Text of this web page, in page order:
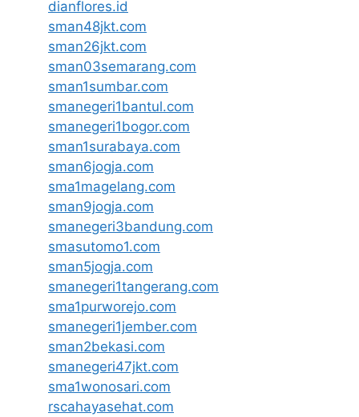
dianflores.id
sman48jkt.com
sman26jkt.com
sman03semarang.com
sman1sumbar.com
smanegeri1bantul.com
smanegeri1bogor.com
sman1surabaya.com
sman6jogja.com
sma1magelang.com
sman9jogja.com
smanegeri3bandung.com
smasutomo1.com
sman5jogja.com
smanegeri1tangerang.com
sma1purworejo.com
smanegeri1jember.com
sman2bekasi.com
smanegeri47jkt.com
sma1wonosari.com
rscahayasehat.com